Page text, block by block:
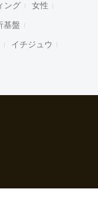
ング 女性
基盤
イチジュウ